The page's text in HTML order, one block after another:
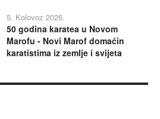
5. Kolovoz 2026.
50 godina karatea u Novom
Marofu - Novi Marof domaćin
karatistima iz zemlje i svijeta